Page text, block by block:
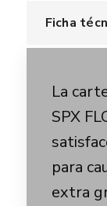
Ficha
La
SPX
para
extra